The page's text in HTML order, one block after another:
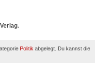
Politik abgelegt. Du kannst die